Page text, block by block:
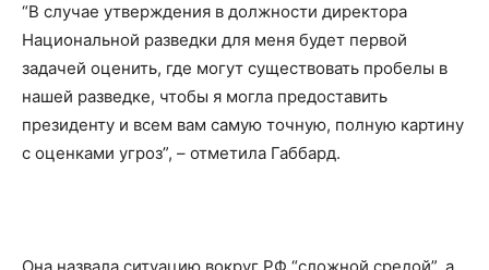
“В случае утверждения в должности директора
Национальной разведки для меня будет первой
задачей оценить, где могут существовать пробелы в
нашей разведке, чтобы я могла предоставить
президенту и всем вам самую точную, полную картину
с оценками угроз”, – отметила Габбард.